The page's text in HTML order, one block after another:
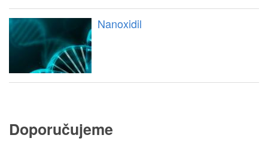
Nanoxidil
Doporučujeme